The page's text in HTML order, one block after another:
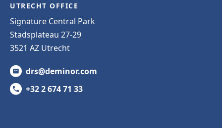
UTRECHT OFFICE
Signature Central Park
Stadsplateau 27-29
3521 AZ Utrecht
drs@deminor.com
+32 2 674 71 33